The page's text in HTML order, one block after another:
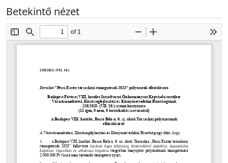
Betekintő nézet